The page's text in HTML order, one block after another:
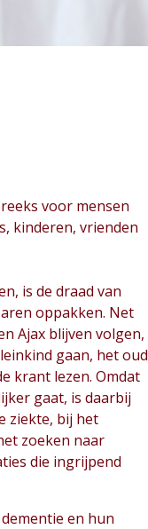
voor mensen
kinderen, vrienden
is de draad van
oppakken. Net
Ajax blijven volgen,
gaan, het oud
krant lezen. Omdat
gaat, is daarbij
ziekte, bij het
zoeken naar
die ingrijpend
en hun